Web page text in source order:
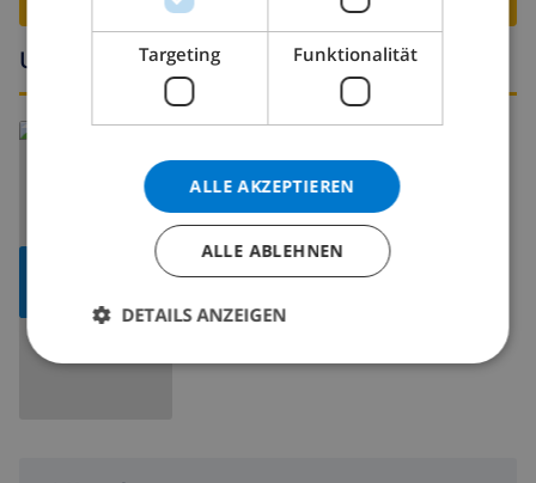
Umgebung
Lesen Sie mehr über:
Spanien>Costa Blanca>Denia
Targeting Funktionalität
ALLE AKZEPTIEREN
ALLE ABLEHNEN
DETAILS ANZEIGEN